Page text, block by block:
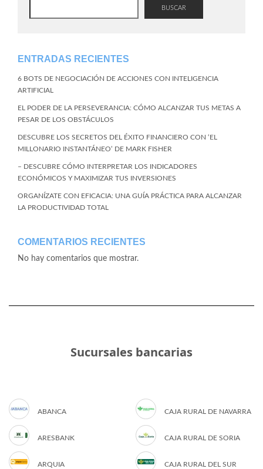
BUSCAR
ENTRADAS RECIENTES
6 BOTS DE NEGOCIACIÓN DE ACCIONES CON INTELIGENCIA
ARTIFICIAL
EL PODER DE LA PERSEVERANCIA: CÓMO ALCANZAR TUS METAS A
PESAR DE LOS OBSTÁCULOS
DESCUBRE LOS SECRETOS DEL ÉXITO FINANCIERO CON ‘EL
MILLONARIO INSTANTÁNEO’ DE MARK FISHER
– DESCUBRE CÓMO INTERPRETAR LOS INDICADORES
ECONÓMICOS Y MAXIMIZAR TUS INVERSIONES
ORGANÍZATE CON EFICACIA: UNA GUÍA PRÁCTICA PARA ALCANZAR
LA PRODUCTIVIDAD TOTAL
COMENTARIOS RECIENTES
No hay comentarios que mostrar.
Sucursales bancarias
ABANCA
ARESBANK
ARQUIA
CAJA RURAL DE NAVARRA
CAJA RURAL DE SORIA
CAJA RURAL DEL SUR